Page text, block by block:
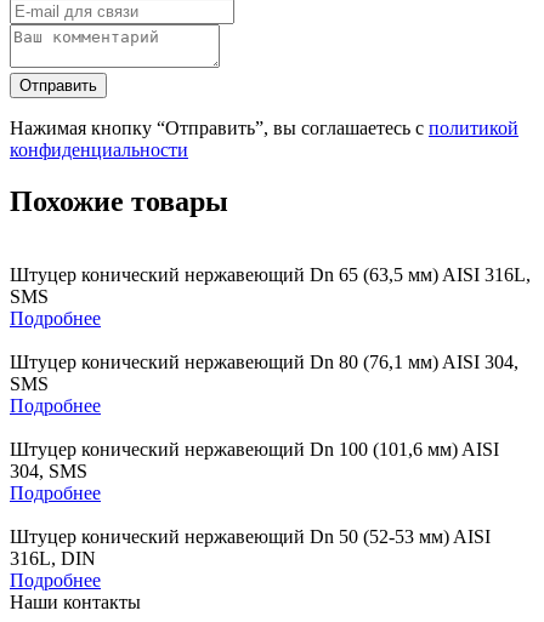
Нажимая кнопку “Отправить”, вы соглашаетесь с политикой
конфиденциальности
Похожие товары
Штуцер конический нержавеющий Dn 65 (63,5 мм) AISI 316L,
SMS
Подробнее
Штуцер конический нержавеющий Dn 80 (76,1 мм) AISI 304,
SMS
Подробнее
Штуцер конический нержавеющий Dn 100 (101,6 мм) AISI
304, SMS
Подробнее
Штуцер конический нержавеющий Dn 50 (52-53 мм) AISI
316L, DIN
Подробнее
Наши контакты